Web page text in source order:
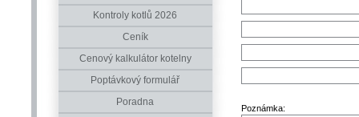
Kontroly kotlů 2026
Ceník
Cenový kalkulátor kotelny
Poptávkový formulář
Poradna
Poznámka: